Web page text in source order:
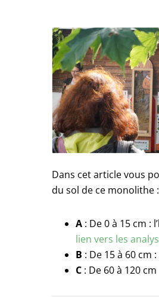
Dans cet article vous
du sol de ce monolithe :
A : De 0 à 15 cm
lien vers les
B : De 15 à 60
C : De 60 à 120